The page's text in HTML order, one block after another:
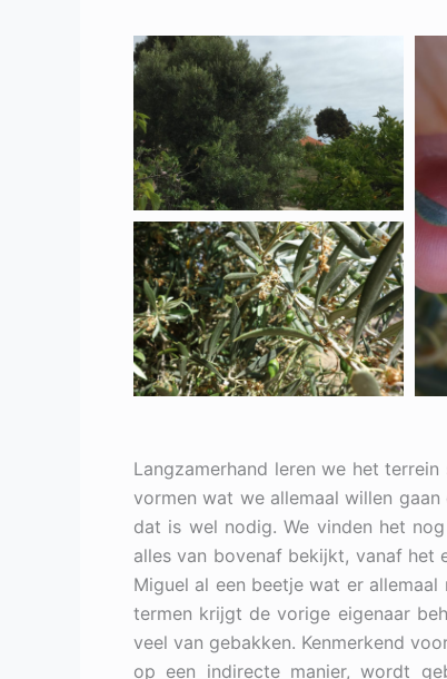
Langzamerhand leren we het
vormen wat we allemaal willen
dat is wel nodig. We vinden het
alles van bovenaf bekijkt, vanaf het
Miguel al een beetje wat er
termen krijgt de vorige eigenaar
veel van gebakken. Kenmerkend
op een indirecte manier, wordt